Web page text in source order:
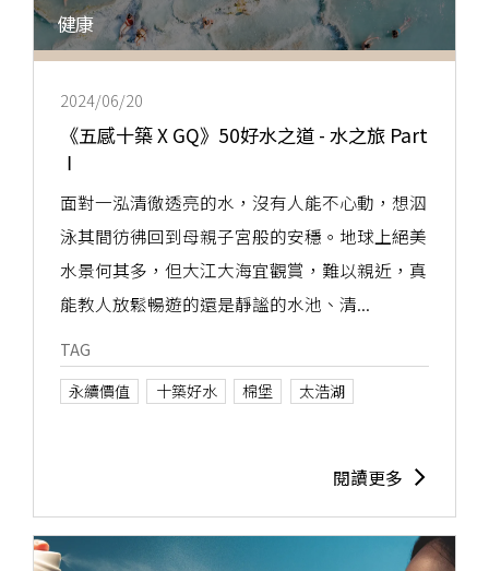
健康
2024/06/20
《五感十築 X GQ》50好水之道 - 水之旅 Part
Ⅰ
面對一泓清徹透亮的水，沒有人能不心動，想泅
泳其間彷彿回到母親子宮般的安穩。地球上絕美
水景何其多，但大江大海宜觀賞，難以親近，真
能教人放鬆暢遊的還是靜謐的水池、清...
TAG
永續價值
十築好水 棉堡 太浩湖
閱讀更多